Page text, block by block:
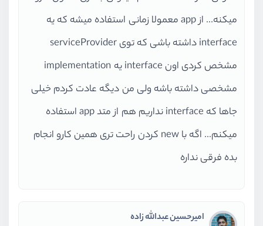
میکنه... از app معمولا زمانی استفاده میشه که یه
interface داشته باشی که توی serviceProvider
مشخص کردی اون interface یه implementation
مشخصی داشته باشه ولی من دیگه عادت کردم خیلی
جاها که interface نداریم هم از متد app استفاده
میکنم... اگه با new کردن راحت تری همین کارو انجام
بده فرقی نداره
امیرحسین عبدالله زاده